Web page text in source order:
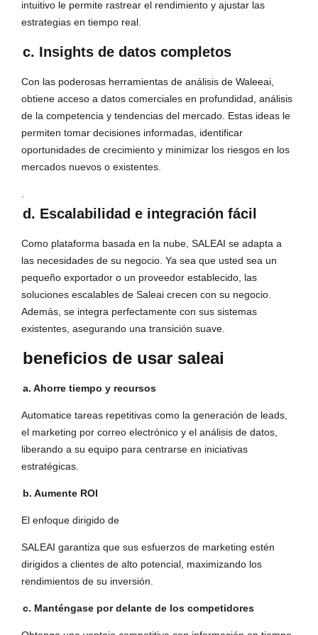
intuitivo le permite rastrear el rendimiento y ajustar las
estrategias en tiempo real.
c. Insights de datos completos
Con las poderosas herramientas de análisis de Waleeai,
obtiene acceso a datos comerciales en profundidad, análisis
de la competencia y tendencias del mercado. Estas ideas le
permiten tomar decisiones informadas, identificar
oportunidades de crecimiento y minimizar los riesgos en los
mercados nuevos o existentes.
.
d. Escalabilidad e integración fácil
Como plataforma basada en la nube, SALEAI se adapta a
las necesidades de su negocio. Ya sea que usted sea un
pequeño exportador o un proveedor establecido, las
soluciones escalables de Saleai crecen con su negocio.
Además, se integra perfectamente con sus sistemas
existentes, asegurando una transición suave.
beneficios de usar saleai
a. Ahorre tiempo y recursos
Automatice tareas repetitivas como la generación de leads,
el marketing por correo electrónico y el análisis de datos,
liberando a su equipo para centrarse en iniciativas
estratégicas.
b. Aumente ROI
El enfoque dirigido de
SALEAI garantiza que sus esfuerzos de marketing estén
dirigidos a clientes de alto potencial, maximizando los
rendimientos de su inversión.
c. Manténgase por delante de los competidores